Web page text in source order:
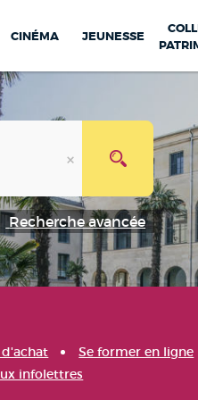
CINÉMA JEUNESSE
Recherche avancée
Se former en ligne
infolettres